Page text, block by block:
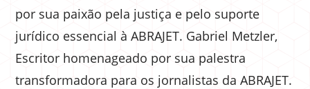
por sua paixão pela justiça e pelo suporte
jurídico essencial à ABRAJET. Gabriel Metzler,
Escritor homenageado por sua palestra
transformadora para os jornalistas da ABRAJET.